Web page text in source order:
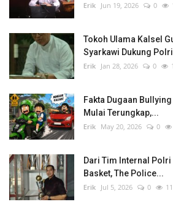
Erik Jun 19, 2026 0
Tokoh Ulama Kalsel
Syarkawi Dukung
Erik Jan 28, 2026 0
Fakta Dugaan
Mulai Terungkap,...
Erik May 20, 2026 0
Dari Tim Internal
Basket, The Police...
Erik Jul 5, 2026 0 11